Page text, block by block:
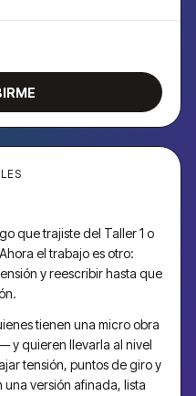
que trajiste del Taller 1 o
el trabajo es otro:
y reescribir hasta que
tienen una micro obra
y quieren llevarla al nivel
tensión, puntos de giro y
una versión afinada, lista